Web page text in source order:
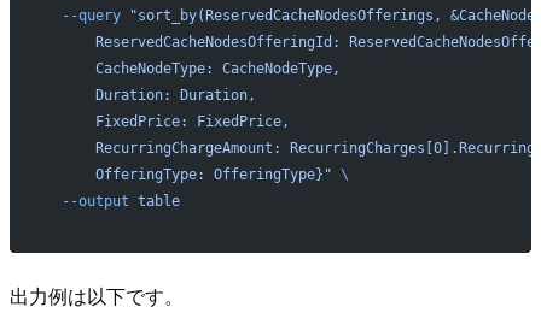
  --query
"sort_by(ReservedCacheNodesOfferings,
ReservedCacheNodesOfferingId:
      CacheNodeType: CacheNodeType,
      Duration: Duration,
      FixedPrice: FixedPrice,
RecurringChargeAmount:
      OfferingType: OfferingType}"
\
  --output
table
出力例は以下です。